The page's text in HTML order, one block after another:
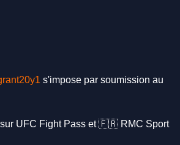
s'impose par soumission au
UFC Fight Pass et 🇫🇷 RMC Sport